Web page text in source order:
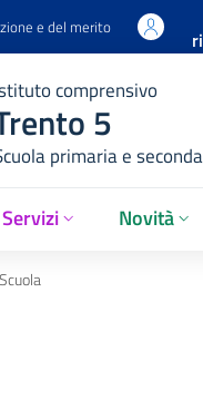
e del merito
comprensivo
5
primaria e
Servizi Novità
Scuola